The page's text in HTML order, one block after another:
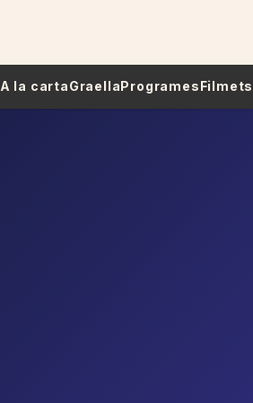
A la cartaGraellaProgramesFilmets